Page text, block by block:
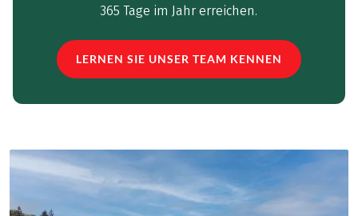
365 Tage im Jahr erreichen.
LERNEN SIE UNSER TEAM KENNEN
(LINK ÖFFNET IN NEUEM TAB)